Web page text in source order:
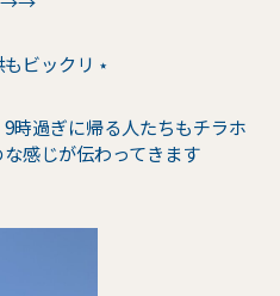
ビックリ ⋆
時過ぎに帰る人たちもチラホ
感じが伝わってきます